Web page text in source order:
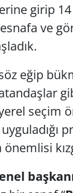
girip
ve
eğip
seçim
uyguladığı